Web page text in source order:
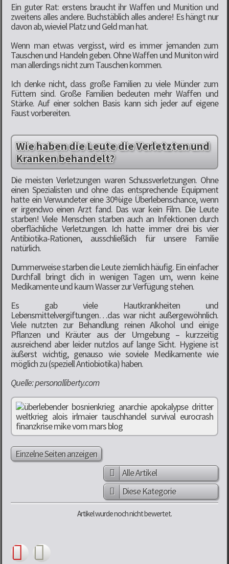
Ein guter Rat: erstens braucht ihr Waffen und Munition und
zweitens alles andere. Buchstäblich alles andere! Es hängt nur
davon ab, wieviel Platz und Geld man hat.
Wenn man etwas vergisst, wird es immer jemanden zum
Tauschen und Handeln geben. Ohne Waffen und Muniton wird
man allerdings nicht zum Tauschen kommen.
Ich denke nicht, dass große Familien zu viele Münder zum
Füttern sind. Große Familien bedeuten mehr Waffen und
Stärke. Auf einer solchen Basis kann sich jeder auf eigene
Faust vorbereiten.
Wie haben die Leute die Verletzten und
Kranken behandelt?
Die meisten Verletzungen waren Schussverletzungen. Ohne
einen Spezialisten und ohne das entsprechende Equipment
hatte ein Verwundeter eine 30%ige Überlebenschance, wenn
er irgendwo einen Arzt fand. Das war kein Film. Die Leute
starben! Viele Menschen starben auch an Infektionen durch
oberflächliche Verletzungen. Ich hatte immer drei bis vier
Antibiotika-Rationen, ausschließlich für unsere Familie
natürlich.
Dummerweise starben die Leute ziemlich häufig. Ein einfacher
Durchfall bringt dich in wenigen Tagen um, wenn keine
Medikamente und kaum Wasser zur Verfügung stehen.
Es gab viele Hautkrankheiten und
Lebensmittelvergiftungen…das war nicht außergewöhnlich.
Viele nutzten zur Behandlung reinen Alkohol und einige
Pflanzen und Kräuter aus der Umgebung – kurzzeitig
ausreichend aber leider nutzlos auf lange Sicht. Hygiene ist
äußerst wichtig, genauso wie soviele Medikamente wie
möglich zu (speziell Antiobiotika) haben.
Quelle: personalliberty.com
Einzelne Seiten anzeigen
Alle Artikel
Diese Kategorie
Artikel wurde noch nicht bewertet.